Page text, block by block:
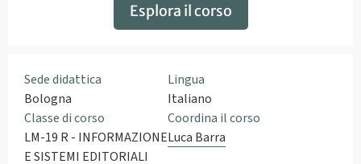
Esplora il corso
Sede didattica
Bologna
Lingua
Italiano
Classe di corso
LM-19 R - INFORMAZIONE
E SISTEMI EDITORIALI
Coordina il corso
Luca Barra